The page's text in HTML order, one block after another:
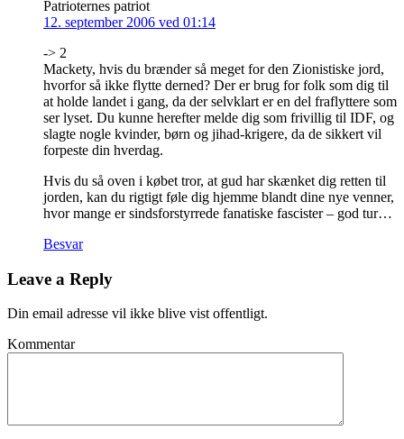
Patrioternes patriot
12. september 2006 ved 01:14
-> 2
Mackety, hvis du brænder så meget for den Zionistiske jord,
hvorfor så ikke flytte derned? Der er brug for folk som dig til
at holde landet i gang, da der selvklart er en del fraflyttere som
ser lyset. Du kunne herefter melde dig som frivillig til IDF, og
slagte nogle kvinder, børn og jihad-krigere, da de sikkert vil
forpeste din hverdag.
Hvis du så oven i købet tror, at gud har skænket dig retten til
jorden, kan du rigtigt føle dig hjemme blandt dine nye venner,
hvor mange er sindsforstyrrede fanatiske fascister – god tur…
Besvar
Leave a Reply
Din email adresse vil ikke blive vist offentligt.
Kommentar